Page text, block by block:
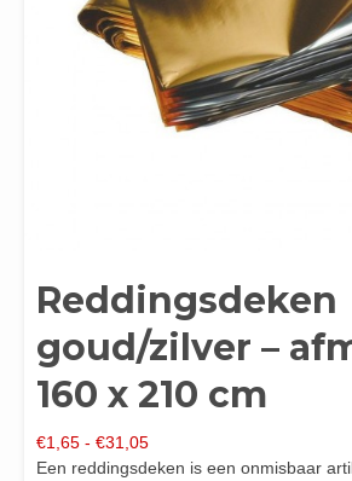
Reddingsdeken
goud/zilver –
160 x 210 cm
€1,65 - €31,05Prijsklasse:
€1,65
Een reddingsdeken is een onmisbaar